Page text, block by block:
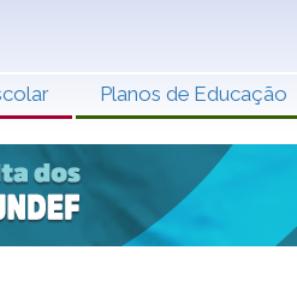
Planos de Educação